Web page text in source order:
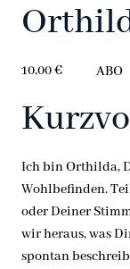
10,00 € ABO
Ich bin Orthilda,
Wohlbefinden.
oder Deiner
wir heraus, was
spontan